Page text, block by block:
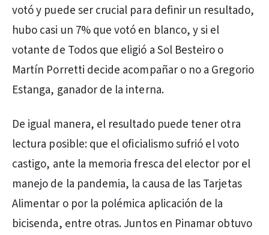
votó y puede ser crucial para definir un resultado,
hubo casi un 7% que votó en blanco, y si el
votante de Todos que eligió a Sol Besteiro o
Martín Porretti decide acompañar o no a Gregorio
Estanga, ganador de la interna.
De igual manera, el resultado puede tener otra
lectura posible: que el oficialismo sufrió el voto
castigo, ante la memoria fresca del elector por el
manejo de la pandemia, la causa de las Tarjetas
Alimentar o por la polémica aplicación de la
bicisenda, entre otras. Juntos en Pinamar obtuvo